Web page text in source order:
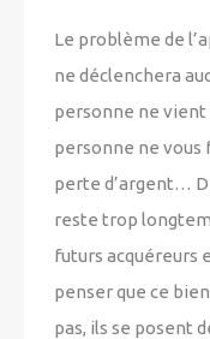
Le problème de
ne déclenchera
personne ne
personne ne
perte d’argent…
reste trop
futurs acquéreurs
penser que ce
pas, ils se posent